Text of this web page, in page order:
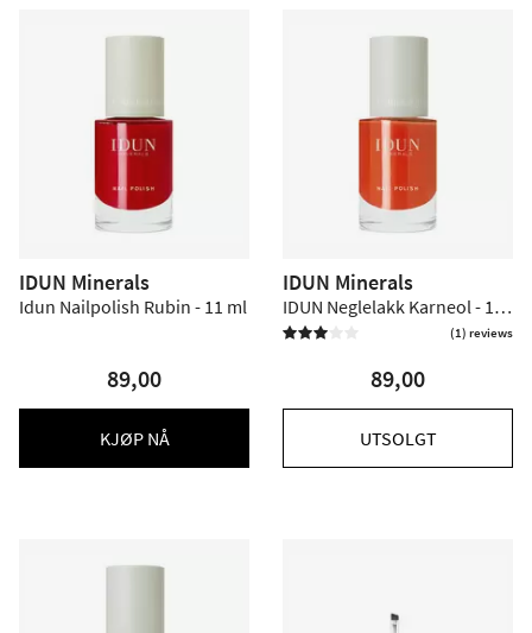
IDUN Minerals
Idun Nailpolish Rubin - 11 ml
89,00
KJØP NÅ
IDUN Minerals
IDUN Neglelakk Karneol - 11
ml.
 (1) reviews
89,00
UTSOLGT